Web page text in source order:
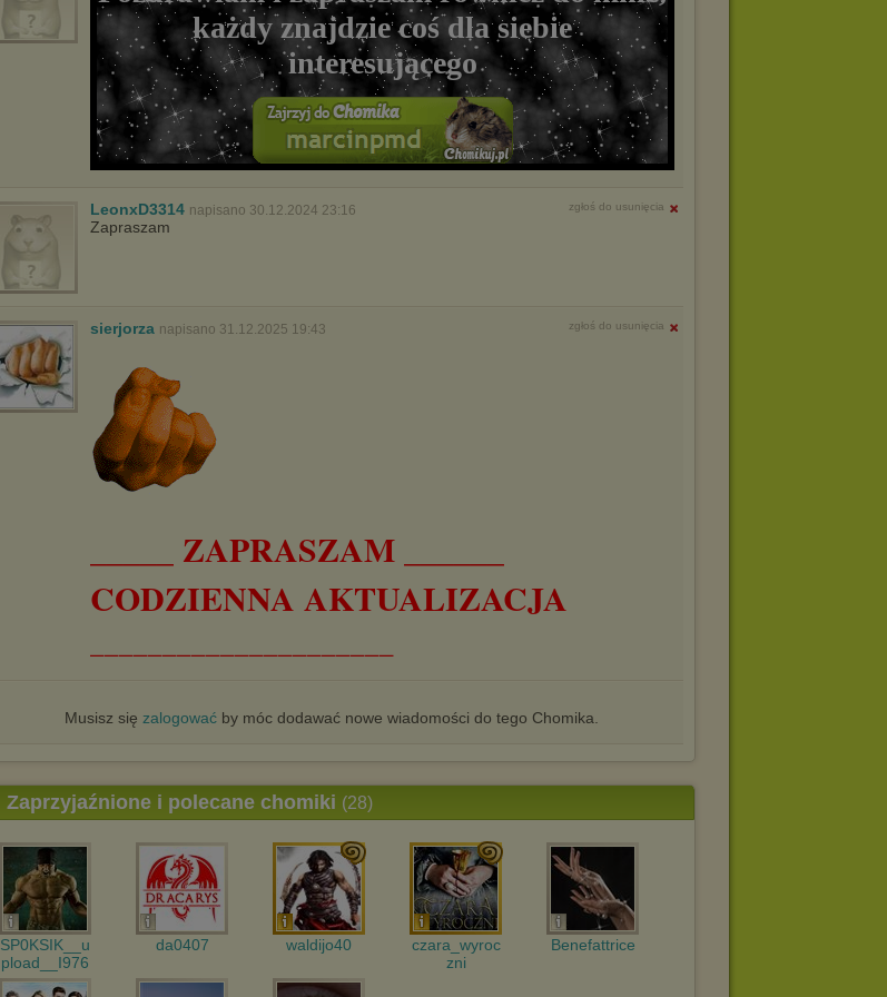
każdy znajdzie coś dla siebie
interesującego
LeonxD3314 napisano 30.12.2024 23:16 zgłoś do usunięcia
Zapraszam
sierjorza napisano 31.12.2025 19:43 zgłoś do usunięcia
_____ ZAPRASZAM ______
CODZIENNA AKTUALIZACJA
Musisz się zalogowaćby móc dodawać nowe wiadomości do tego Chomika.
Zaprzyjaźnione i polecane chomiki (28)
SP0KSIK__u
pload__I976
da0407 waldijo40
czara_wyroc
zni
Benefattrice